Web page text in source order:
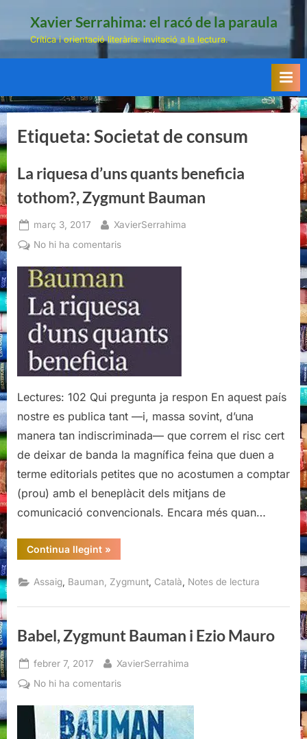
Xavier Serrahima: el racó de la paraula
Crítica i orientació literària: invitació a la lectura.
Etiqueta:Societat de consum
La riquesa d’uns quants beneficia
tothom?, Zygmunt Bauman
Posted
on
març 3, 2017 By
XavierSerrahima
No hi ha comentarisa
riquesa
d’uns
quants
beneficia
tothom?,
Zygmunt
Bauman
Lectures: 102 Qui pregunta ja respon En aquest país
nostre es publica tant —i, massa sovint, d’una
manera tan indiscriminada— que correm el risc cert
de deixar de banda la magnífica feina que duen a
terme editorials petites que no acostumen a comptar
(prou) amb el beneplàcit dels mitjans de
comunicació convencionals. Encara més quan…
Continua llegint“La
riquesa
quants
beneficia
Zygmunt
»
Assaig Bauman, Zygmunt Català Notes de lectura
Babel, Zygmunt Bauman i Ezio Mauro
Posted
on
febrer 7, 2017 By
XavierSerrahima
No hi ha comentarisa
Zygmunt
Bauman